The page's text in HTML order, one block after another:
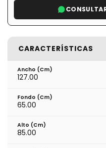
CARACTERÍSTICAS
Ancho (cm)
127.00
Fondo (cm)
65.00
Alto (cm)
85.00